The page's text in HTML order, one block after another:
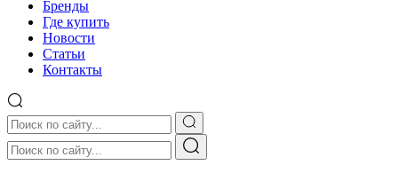
Бренды
Где купить
Новости
Статьи
Контакты